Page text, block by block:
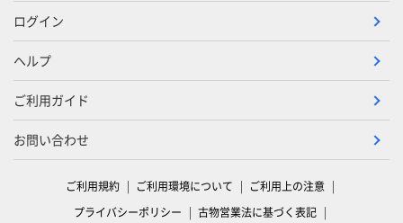
ログイン
ヘルプ
ご利用ガイド
お問い合わせ
ご利用規約 ご利用環境について
ご利用上の注意
プライバシーポリシー
古物営業法に基づく表記